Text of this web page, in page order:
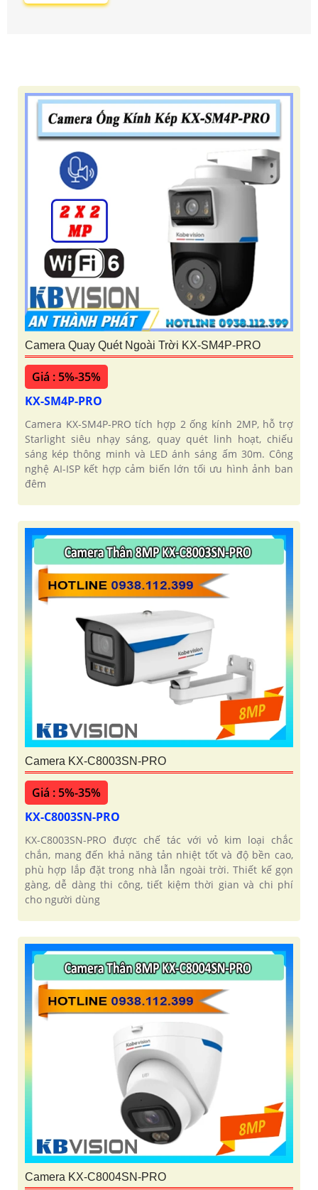
Camera Quay Quét Ngoài Trời KX-SM4P-PRO
Giá : 5%-35%
KX-SM4P-PRO
Camera KX-SM4P-PRO tích hợp 2 ống kính 2MP, hỗ trợ
Starlight siêu nhạy sáng, quay quét linh hoạt, chiếu
sáng kép thông minh và LED ánh sáng ấm 30m. Công
nghệ AI-ISP kết hợp cảm biến lớn tối ưu hình ảnh ban
đêm
Camera KX-C8003SN-PRO
Giá : 5%-35%
KX-C8003SN-PRO
KX-C8003SN-PRO được chế tác với vỏ kim loại chắc
chắn, mang đến khả năng tản nhiệt tốt và độ bền cao,
phù hợp lắp đặt trong nhà lẫn ngoài trời. Thiết kế gọn
gàng, dễ dàng thi công, tiết kiệm thời gian và chi phí
cho người dùng
Camera KX-C8004SN-PRO